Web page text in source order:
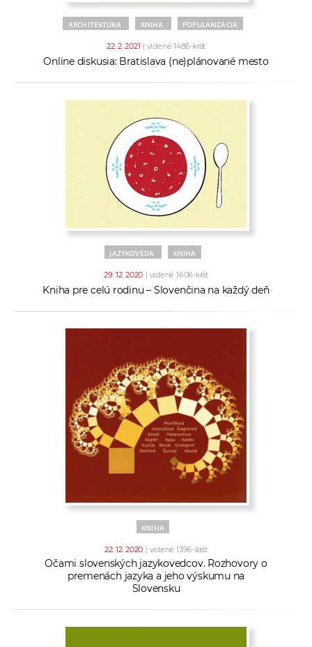
ARCHITEKTÚRA KNIHA POPULARIZÁCIA
22. 2. 2021 | videné 1486-krát
Online diskusia: Bratislava (ne)plánované mesto
JAZYKOVEDA KNIHA
29. 12. 2020 | videné 1606-krát
Kniha pre celú rodinu – Slovenčina na každý deň
KNIHA
22. 12. 2020 | videné 1396-krát
Očami slovenských jazykovedcov. Rozhovory o
premenách jazyka a jeho výskumu na
Slovensku